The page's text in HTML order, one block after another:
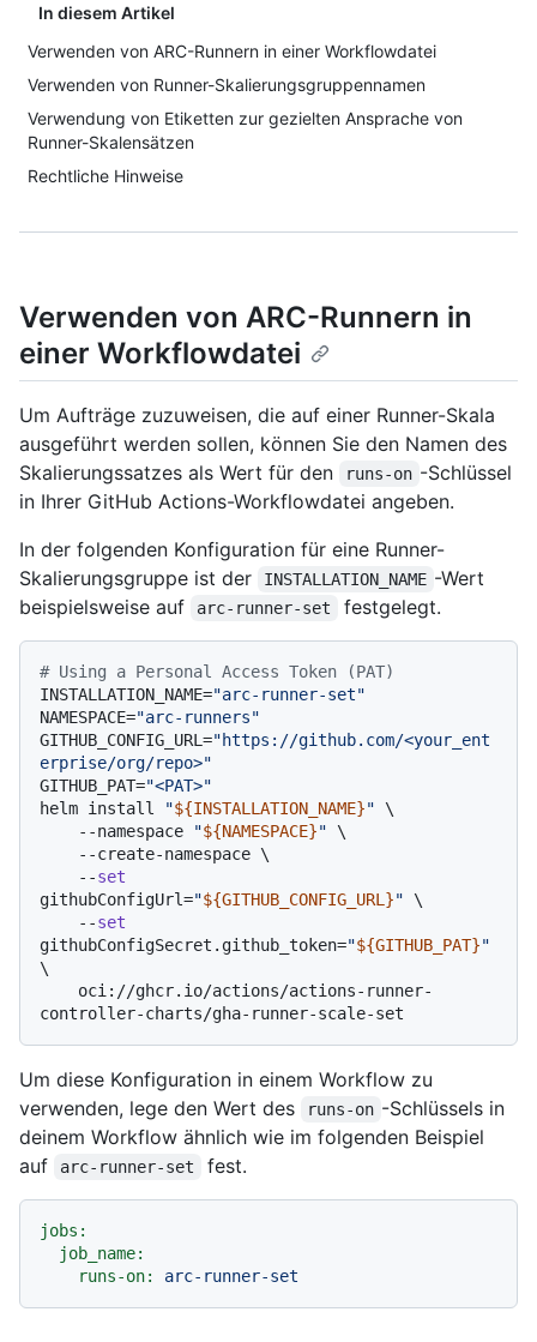
In diesem Artikel
Verwenden von ARC-Runnern in einer Workflowdatei
Verwenden von Runner-Skalierungsgruppennamen
Verwendung von Etiketten zur gezielten Ansprache von
Runner-Skalensätzen
Rechtliche Hinweise
Verwenden von ARC-Runnern in
einer Workflowdatei
Um Aufträge zuzuweisen, die auf einer Runner-Skala
ausgeführt werden sollen, können Sie den Namen des
Skalierungssatzes als Wert für den
runs-on -Schlüssel
in Ihrer GitHub Actions-Workflowdatei angeben.
In der folgenden Konfiguration für eine Runner-
Skalierungsgruppe ist der
INSTALLATION_NAME -Wert
beispielsweise auf
arc-runner-set festgelegt.
# Using a Personal Access Token (PAT)
INSTALLATION_NAME="arc-runner-set"
NAMESPACE="arc-runners"
GITHUB_CONFIG_URL="https://github.com/<your_ent
erprise/org/repo>"
GITHUB_PAT="<PAT>"
helm install
"${INSTALLATION_NAME}" \
    --namespace
"${NAMESPACE}" \
    --
set
githubConfigUrl="${GITHUB_CONFIG_URL}" \
    --
set
githubConfigSecret.github_token="${GITHUB_PAT}"
\
Um diese Konfiguration in einem Workflow zu
verwenden, lege den Wert des
runs-on -Schlüssels in
deinem Workflow ähnlich wie im folgenden Beispiel
auf
arc-runner-set fest.
jobs:
job_name:
runs-on:
arc-runner-set